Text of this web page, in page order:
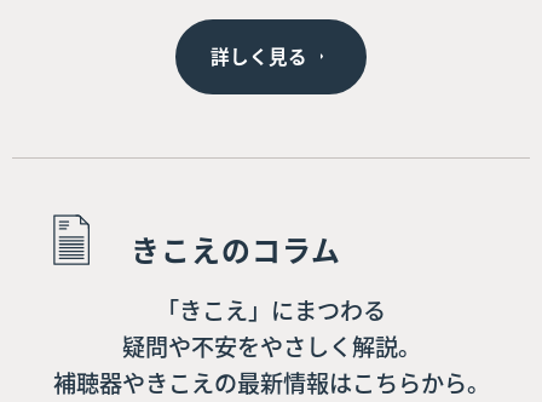
詳しく見る
きこえのコラム
「きこえ」にまつわる
疑問や不安をやさしく解説。
補聴器やきこえの最新情報はこちらから。